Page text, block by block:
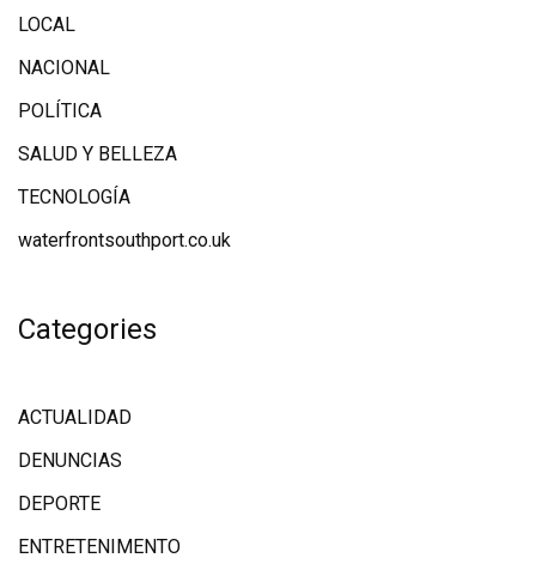
LOCAL
NACIONAL
POLÍTICA
SALUD Y BELLEZA
TECNOLOGÍA
waterfrontsouthport.co.uk
Categories
ACTUALIDAD
DENUNCIAS
DEPORTE
ENTRETENIMENTO